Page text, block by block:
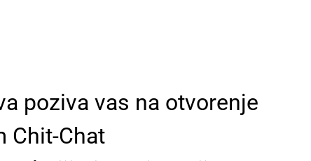
poziva vas na otvorenje
Chit-Chat